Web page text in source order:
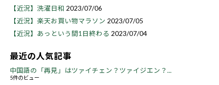
【近況】洗濯日和 2023/07/06
【近況】楽天お買い物マラソン 2023/07/05
【近況】あっという間1日終わる 2023/07/04
最近の人気記事
中国語の「再見」はツァイチェン？ツァイジエン？...
5件のビュー